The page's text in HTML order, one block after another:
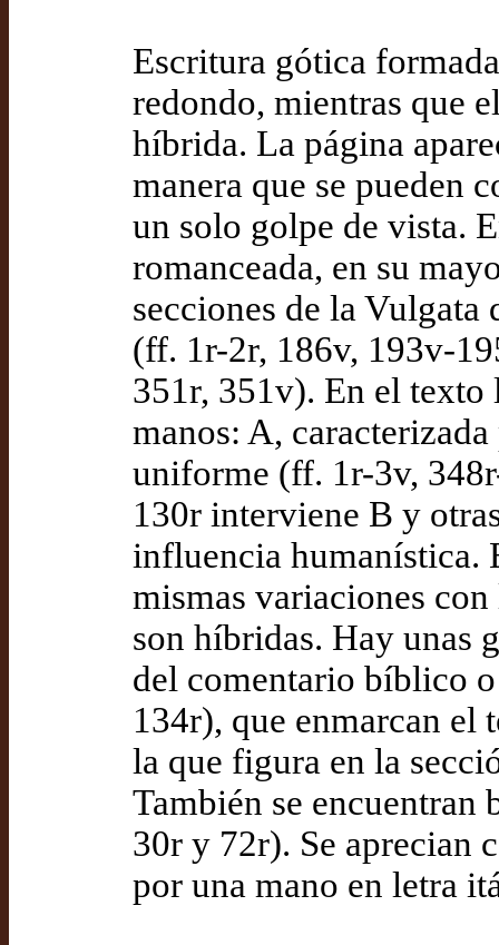
Escritura gótica
redondo, mientras que
híbrida. La página
manera que se pueden
un solo golpe de vista.
romanceada, en su
secciones de la
(ff. 1r-2r, 186v, 193v-
351r, 351v). En el texto
manos: A,
uniforme (ff. 1r-3v,
130r interviene B y
influencia humanística.
mismas variaciones
son híbridas. Hay unas
del comentario bíblico
134r), que enmarcan el
la que figura en la
También se encuentran
30r y 72r). Se aprecian
por una mano en letra